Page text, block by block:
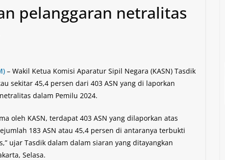
pelanggaran netralitas
– Wakil Ketua Komisi Aparatur Sipil Negara (KASN) Tasdik
sekitar 45,4 persen dari 403 ASN yang di laporkan
dalam Pemilu 2024.
oleh KASN, terdapat 403 ASN yang dilaporkan atas
183 ASN atau 45,4 persen di antaranya terbukti
ujar Tasdik dalam dalam siaran yang ditayangkan
Selasa.